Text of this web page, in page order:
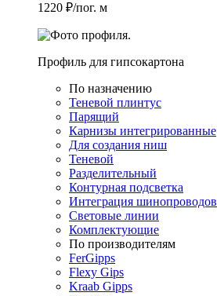
1220 ₽/пог. м
Профиль для гипсокартона
По назначению
Теневой плинтус
Парящий
Карнизы интегрированные
Для создания ниш
Теневой
Разделительный
Контурная подсветка
Интеграция шинопроводов
Световые линии
Комплектующие
По производителям
FerGipps
Flexy Gips
Kraab Gipps